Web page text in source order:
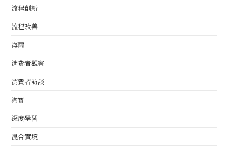
流程創新
流程改善
海爾
消費者觀察
消費者訪談
淘寶
深度學習
混合實境